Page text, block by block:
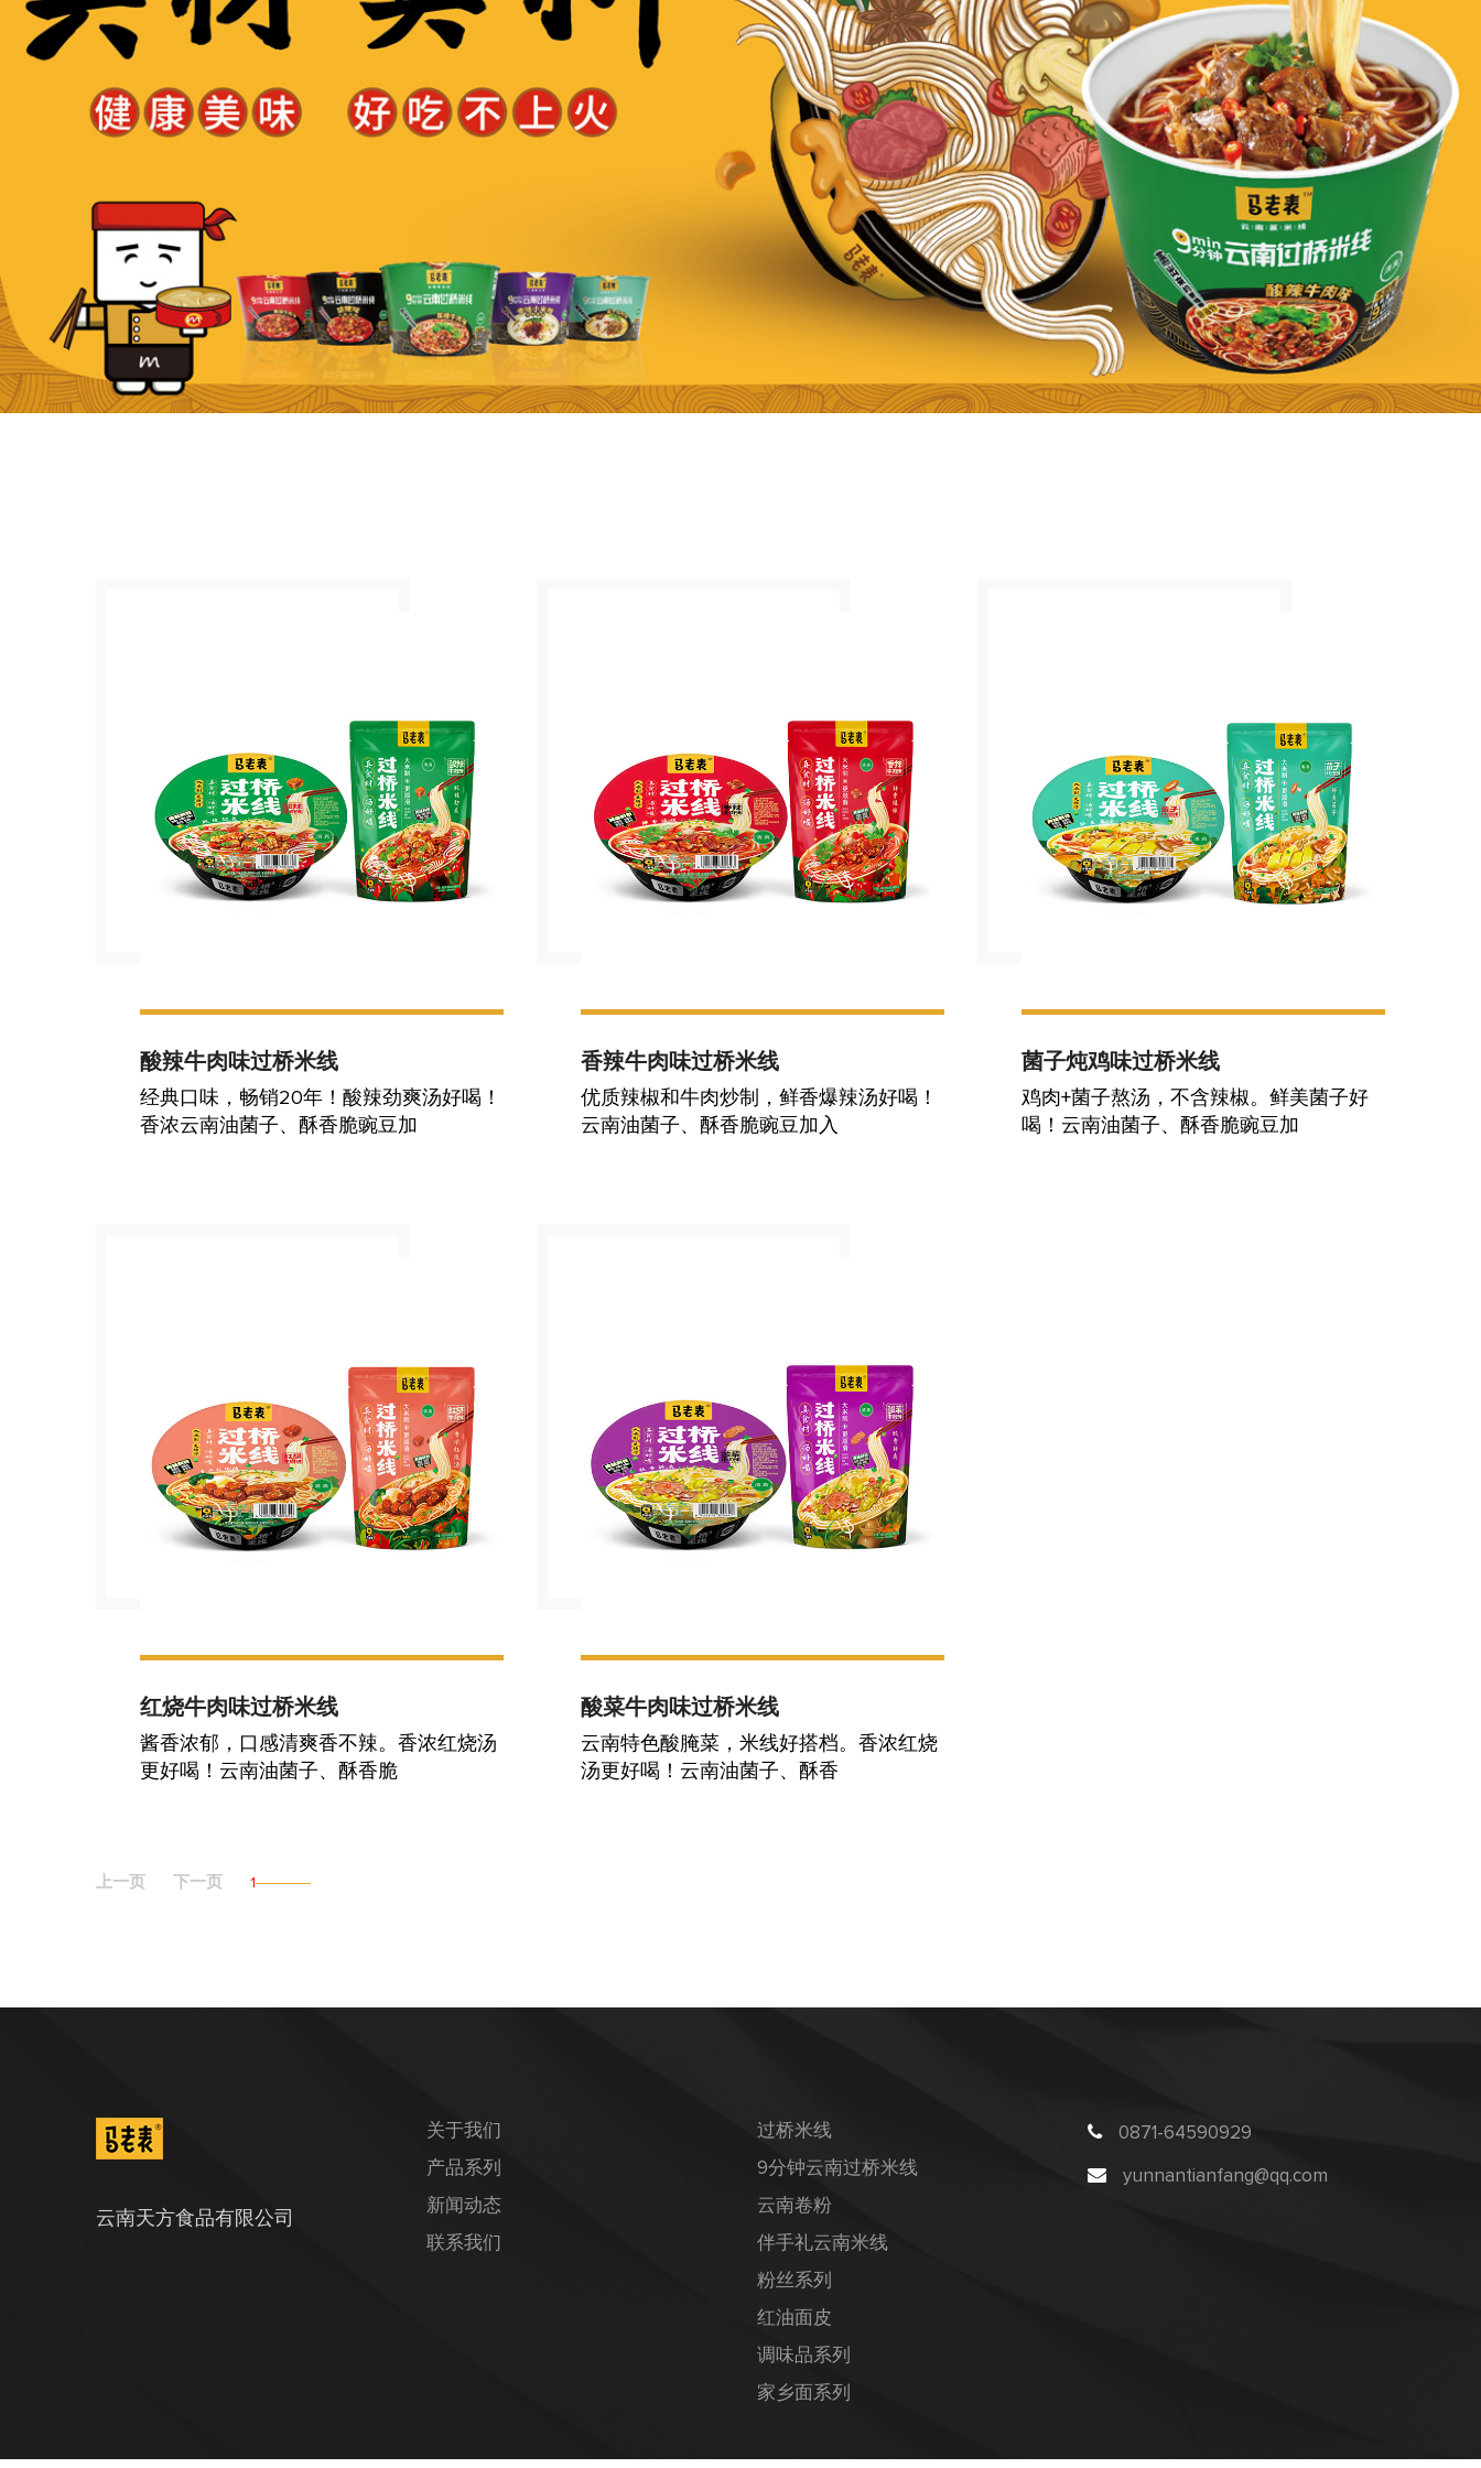
酸辣牛肉味过桥米线
经典口味，畅销20年！酸辣劲爽汤好喝！
香浓云南油菌子、酥香脆豌豆加
香辣牛肉味过桥米线
优质辣椒和牛肉炒制，鲜香爆辣汤好喝！
云南油菌子、酥香脆豌豆加入
菌子炖鸡味过桥米线
鸡肉+菌子熬汤，不含辣椒。鲜美菌子好
喝！云南油菌子、酥香脆豌豆加
红烧牛肉味过桥米线
酱香浓郁，口感清爽香不辣。香浓红烧汤
更好喝！云南油菌子、酥香脆
酸菜牛肉味过桥米线
云南特色酸腌菜，米线好搭档。香浓红烧
汤更好喝！云南油菌子、酥香
上一页 1
下一页
云南天方食品有限公司
关于我们
产品系列
新闻动态
联系我们
过桥米线
9分钟云南过桥米线
云南卷粉
伴手礼云南米线
粉丝系列
红油面皮
调味品系列
家乡面系列
0871-64590929
yunnantianfang@qq.com